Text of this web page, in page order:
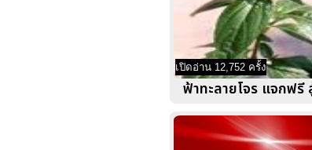
เปิดอ่าน 12,752 ครั้ง
ฟ้าทะลายโจร แจกฟรี